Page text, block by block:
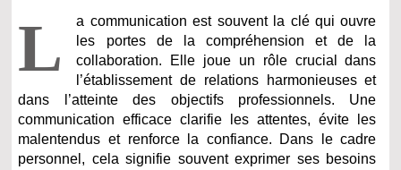
L
a communication est souvent la clé qui ouvre
les portes de la compréhension et de la
collaboration. Elle joue un rôle crucial dans
l’établissement de relations harmonieuses et
dans l’atteinte des objectifs professionnels. Une
communication efficace clarifie les attentes, évite les
malentendus et renforce la confiance. Dans le cadre
personnel, cela signifie souvent exprimer ses besoins